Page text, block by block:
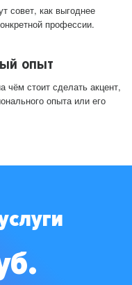
совет, как выгоднее
профессии.
опыт
чём стоит сделать акцент,
опыта или его